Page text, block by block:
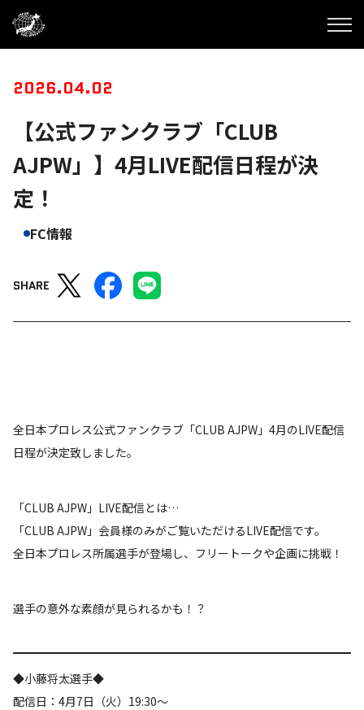
2026.04.02
【公式ファンクラブ「CLUB
AJPW」】4月LIVE配信日程が決
定！
FC情報
SHARE
全日本プロレス公式ファンクラブ「CLUB AJPW」4月のLIVE配信
日程が決定致しました。
「CLUB AJPW」LIVE配信とは…
「CLUB AJPW」会員様のみがご覧いただけるLIVE配信です。
全日本プロレス所属選手が登場し、フリートークや企画に挑戦！
選手の意外な素顔が見られるかも！？
◆小藤将太選手◆
配信日：4月7日（火）19:30〜